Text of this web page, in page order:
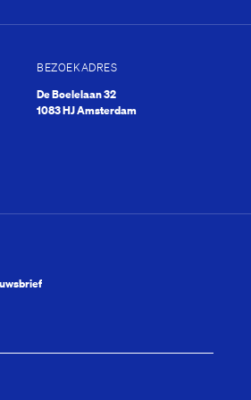
BEZOEKADRES
De Boelelaan 32
1083 HJ Amsterdam